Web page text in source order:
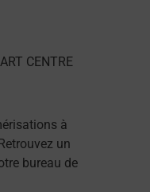
à
un
bureau de